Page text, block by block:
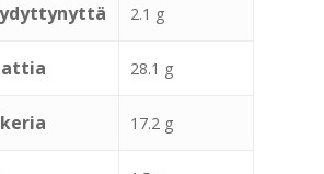
2.1 g
28.1 g
17.2 g